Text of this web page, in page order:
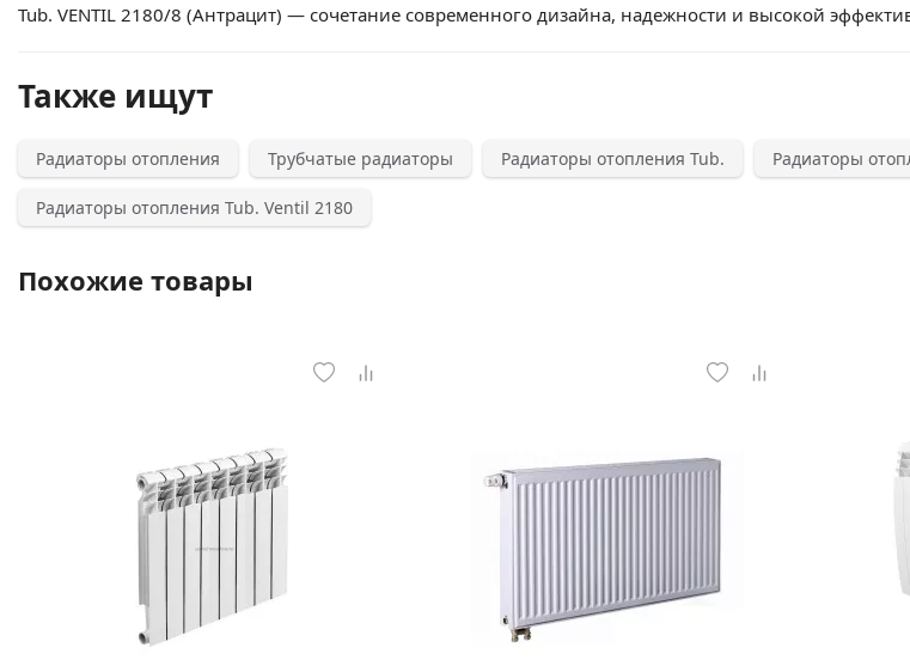
Tub. VENTIL 2180/8 (Антрацит) — сочетание современного дизайна, надежности и высокой
Также ищут
Радиаторы отопления Трубчатые радиаторы Радиаторы отопления Tub. Радиаторы
Радиаторы отопления Tub. Ventil 2180
Похожие товары